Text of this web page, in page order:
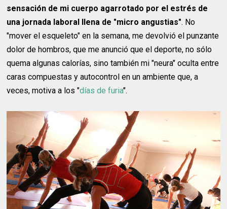
sensación de mi cuerpo agarrotado por el estrés de
una jornada laboral llena de "micro angustias". No
"mover el esqueleto" en la semana, me devolvió el punzante
dolor de hombros, que me anunció que el deporte, no sólo
quema algunas calorías, sino también mi "neura" oculta entre
caras compuestas y autocontrol en un ambiente que, a
veces, motiva a los "días de furia".